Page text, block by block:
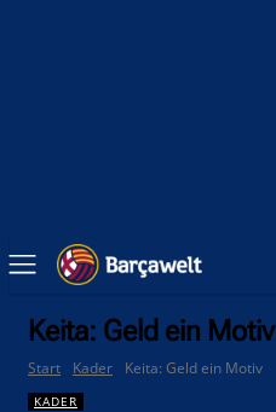
Keita: Geld ein Motiv
Start Kader Keita: Geld ein Motiv
KADER